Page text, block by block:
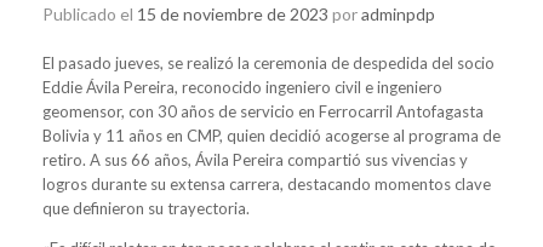
Publicado el 15 de noviembre de 2023 poradminpdp
El pasado jueves, se realizó la ceremonia de despedida del socio
Eddie Ávila Pereira, reconocido ingeniero civil e ingeniero
geomensor, con 30 años de servicio en Ferrocarril Antofagasta
Bolivia y 11 años en CMP, quien decidió acogerse al programa de
retiro. A sus 66 años, Ávila Pereira compartió sus vivencias y
logros durante su extensa carrera, destacando momentos clave
que definieron su trayectoria.